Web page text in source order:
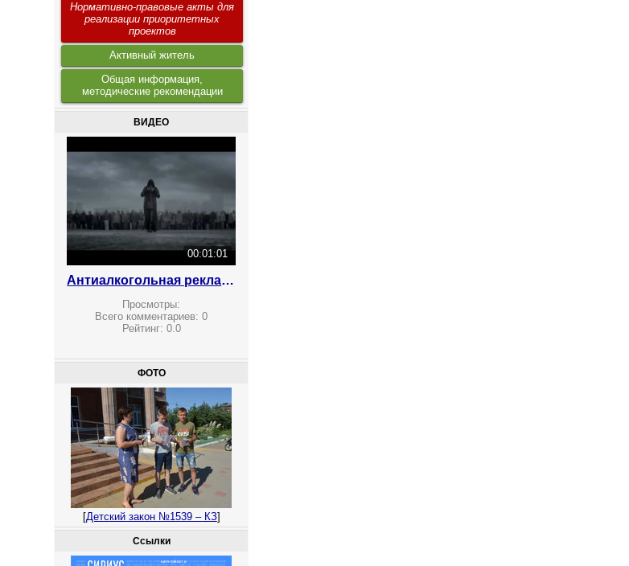
Нормативно-правовые акты для
реализации приоритетных
проектов
Активный житель
Общая информация,
методические рекомендации
ВИДЕО
00:01:01
Антиалкогольная реклама
Просмотры:
Всего комментариев:0
Рейтинг: 0.0
ФОТО
[Детский закон №1539 – КЗ]
Ссылки